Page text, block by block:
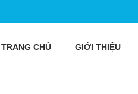
TRANG CHỦ GIỚI THIỆU